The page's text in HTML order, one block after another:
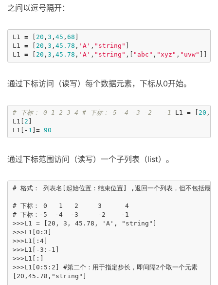
之间以逗号隔开：
L1 = 20 , 3 , 45 , 68
L1 = 20 , 3 , 45.78 , 'A' , "string"
L1 = 20 , 3 , 45.78 , 'A' , "string" ,[ "abc" , "xyz" , "uvw"
通过下标访问（读写）每个数据元素，下标从0开始。
# 下标： 0 1 2 3 4 # 下标：-5 -4 -3 -2 -1 L1 = 20 ,
L1
2
L1
- 1 = 90
通过下标范围访问（读写）一个子列表（list）。
# 格式： 列表名[起始位置：结束位置] ,返回一个列表，但不包括最后
# 下标： 0   1   2     3      4
# 下标：-5  -4  -3     -2    -1
>>>L1 = [20, 3, 45.78, 'A', "string"]
>>>L1[0:3]
>>>L1[:4]
>>>L1[-3:-1]
>>>L1[:]
>>>L1[0:5:2] #第二个：用于指定步长，即间隔2个取一个元素
[20,45.78,"string"]